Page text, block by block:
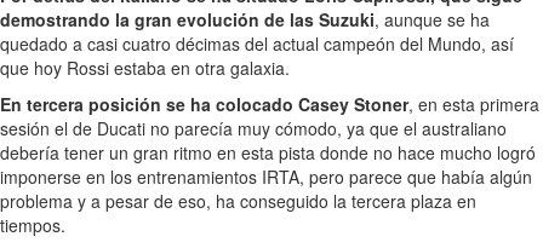
demostrando la gran evolución de las Suzuki, aunque se ha
quedado a casi cuatro décimas del actual campeón del Mundo, así
que hoy Rossi estaba en otra galaxia.
En tercera posición se ha colocado Casey Stoner, en esta primera
sesión el de Ducati no parecía muy cómodo, ya que el australiano
debería tener un gran ritmo en esta pista donde no hace mucho logró
imponerse en los entrenamientos IRTA, pero parece que había algún
problema y a pesar de eso, ha conseguido la tercera plaza en
tiempos.